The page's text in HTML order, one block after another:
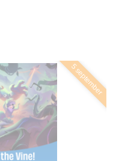
5 september